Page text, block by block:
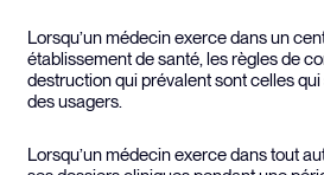
Lorsqu’un médecin exerce dans un
établissement de santé, les règles de
destruction qui prévalent sont celles qui
des usagers.
Lorsqu’un médecin exerce dans tout